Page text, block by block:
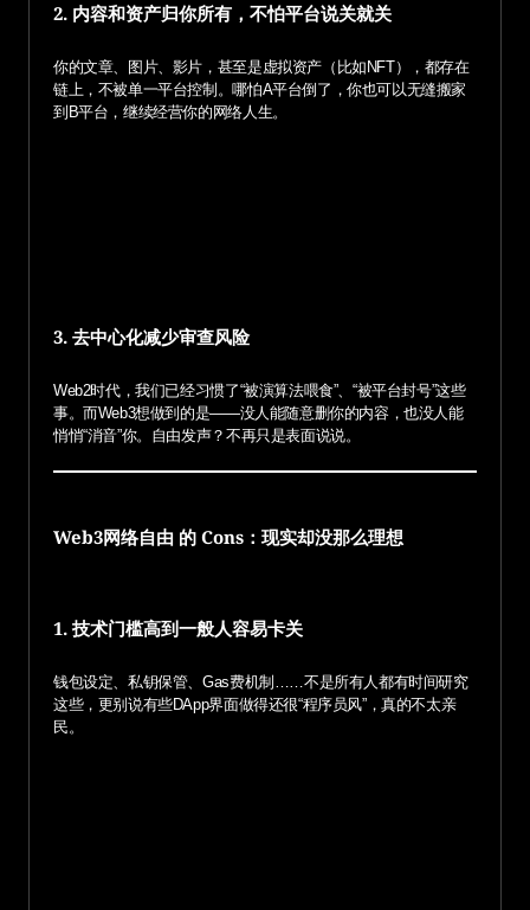
2. 内容和资产归你所有，不怕平台说关就关
你的文章、图片、影片，甚至是虚拟资产（比如NFT），都存在
链上，不被单一平台控制。哪怕A平台倒了，你也可以无缝搬家
到B平台，继续经营你的网络人生。
3. 去中心化减少审查风险
Web2时代，我们已经习惯了“被演算法喂食”、“被平台封号”这些
事。而Web3想做到的是——没人能随意删你的内容，也没人能
悄悄“消音”你。自由发声？不再只是表面说说。
Web3网络自由 的 Cons：现实却没那么理想
1. 技术门槛高到一般人容易卡关
钱包设定、私钥保管、Gas费机制……不是所有人都有时间研究
这些，更别说有些DApp界面做得还很“程序员风”，真的不太亲
民。